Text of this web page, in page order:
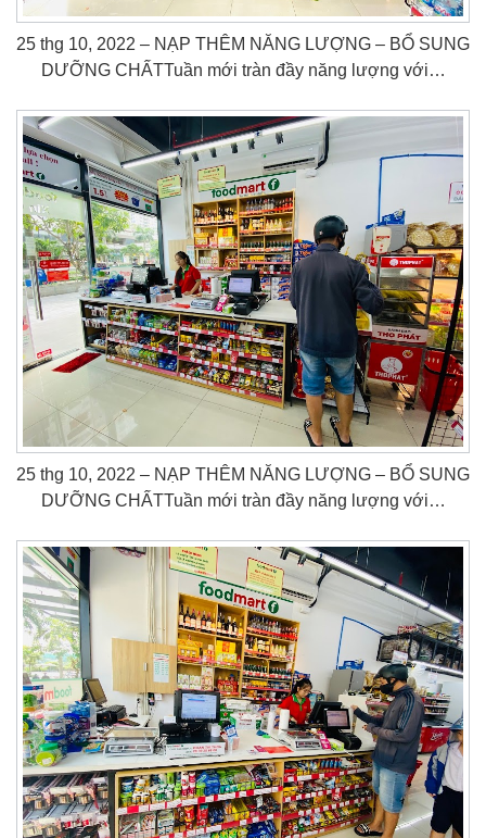
25 thg 10, 2022 – NẠP THÊM NĂNG LƯỢNG – BỔ SUNG
DƯỠNG CHẤTTuần mới tràn đầy năng lượng với…
25 thg 10, 2022 – NẠP THÊM NĂNG LƯỢNG – BỔ SUNG
DƯỠNG CHẤTTuần mới tràn đầy năng lượng với…